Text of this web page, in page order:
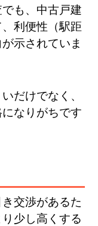
も、中古戸建
利便性（駅距
示されていま
だけでなく、
なりがちです​
交渉があるた
少し高くする